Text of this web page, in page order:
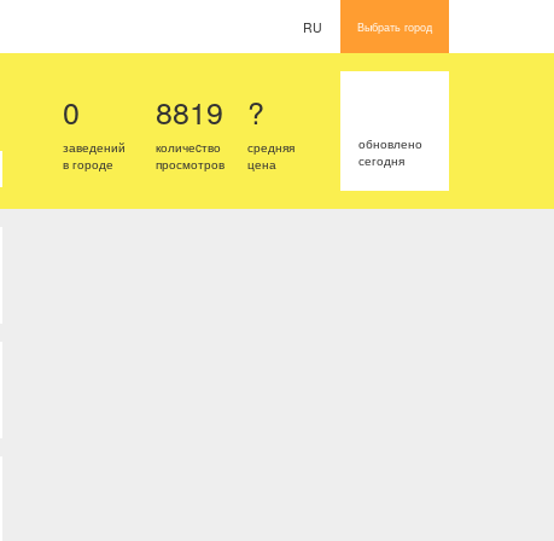
RU Выбрать город
0
заведений
в городе
8819
количеcтво
просмотров
?
средняя
цена
обновлено
сегодня